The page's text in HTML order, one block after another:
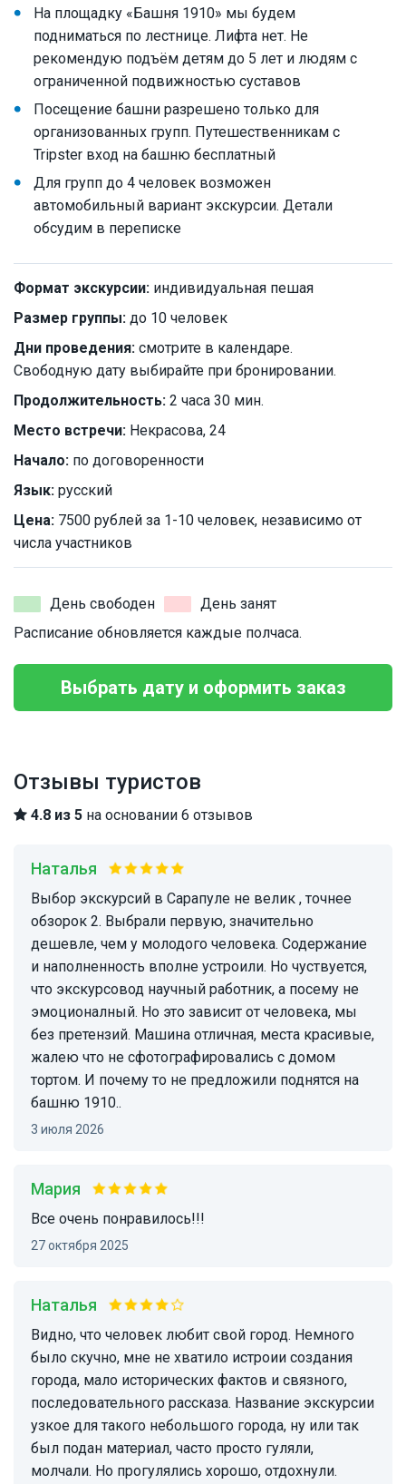
На площадку «Башня 1910» мы будем
подниматься по лестнице. Лифта нет. Не
рекомендую подъём детям до 5 лет и людям с
ограниченной подвижностью суставов
Посещение башни разрешено только для
организованных групп. Путешественникам с
Tripster вход на башню бесплатный
Для групп до 4 человек возможен
автомобильный вариант экскурсии. Детали
обсудим в переписке
Формат экскурсии: индивидуальная пешая
Размер группы: до 10 человек
Дни проведения: смотрите в календаре.
Свободную дату выбирайте при бронировании.
Продолжительность: 2 часа 30 мин.
Место встречи: Некрасова, 24
Начало: по договоренности
Язык: русский
Цена: 7500 рублей за 1-10 человек, независимо от
числа участников
День свободен
День занят
Расписание обновляется каждые полчаса.
Выбрать дату и оформить заказ
Отзывы туристов
4.8 из 5 на основании 6 отзывов
Наталья
Выбор экскурсий в Сарапуле не велик , точнее
обзорок 2. Выбрали первую, значительно
дешевле, чем у молодого человека. Содержание
и наполненность вполне устроили. Но чуствуется,
что экскурсовод научный работник, а посему не
эмоционалный. Но это зависит от человека, мы
без претензий. Машина отличная, места красивые,
жалею что не сфотографировались с домом
тортом. И почему то не предложили поднятся на
башню 1910..
3 июля 2026
Мария
Все очень понравилось!!!
27 октября 2025
Наталья
Видно, что человек любит свой город. Немного
было скучно, мне не хватило истроии создания
города, мало исторических фактов и связного,
последовательного рассказа. Название экскурсии
узкое для такого небольшого города, ну или так
был подан материал, часто просто гуляли,
молчали. Но прогулялись хорошо, отдохнули.